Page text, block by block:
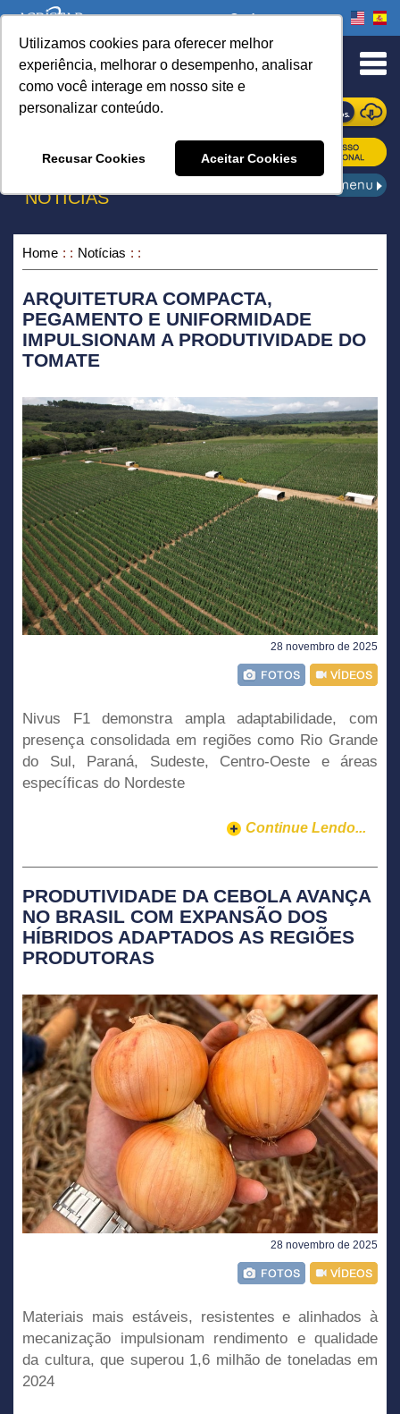
Utilizamos cookies para oferecer melhor
experiência, melhorar o desempenho, analisar
como você interage em nosso site e
personalizar conteúdo.
Recusar Cookies Aceitar Cookies
to Content
Onde comprar
ONDE COMPRAR
NOTÍCIAS
Home Notícias
ARQUITETURA COMPACTA,
PEGAMENTO E UNIFORMIDADE
IMPULSIONAM A PRODUTIVIDADE DO
TOMATE
28 novembro de 2025
Nivus F1 demonstra ampla adaptabilidade, com
presença consolidada em regiões como Rio Grande
do Sul, Paraná, Sudeste, Centro-Oeste e áreas
específicas do Nordeste
Continue Lendo...
PRODUTIVIDADE DA CEBOLA AVANÇA
NO BRASIL COM EXPANSÃO DOS
HÍBRIDOS ADAPTADOS AS REGIÕES
PRODUTORAS
28 novembro de 2025
Materiais mais estáveis, resistentes e alinhados à
mecanização impulsionam rendimento e qualidade
da cultura, que superou 1,6 milhão de toneladas em
2024